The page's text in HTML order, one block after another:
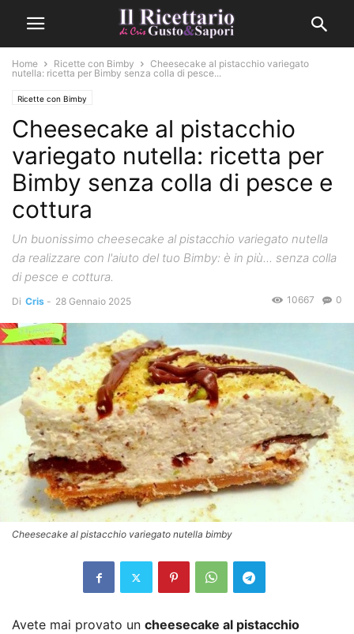
Home Ricette con Bimby
Cheesecake al pistacchio variegato
nutella: ricetta per Bimby senza colla di pesce...
Ricette con Bimby
Cheesecake al pistacchio
variegato nutella: ricetta per
Bimby senza colla di pesce e
cottura
Un buonissimo cheesecake al pistacchio variegato nutella
da realizzare con l'aiuto del tuo Bimby: è in più... senza colla
di pesce e cottura.
Di Cris - 28 Gennaio 2025 0
10667
Cheesecake al pistacchio variegato nutella bimby
Avete mai provato un cheesecake al pistacchio